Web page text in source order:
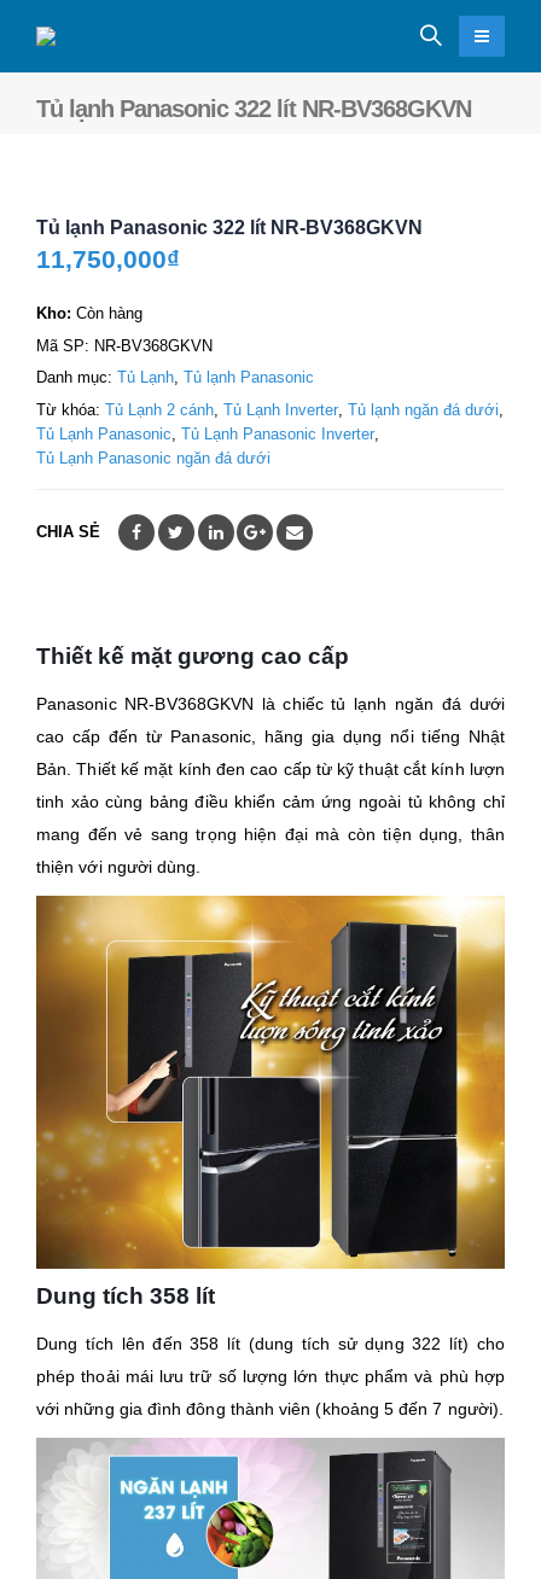
Tủ lạnh Panasonic 322 lít NR-BV368GKVN
Tủ lạnh Panasonic 322 lít NR-BV368GKVN
11,750,000₫
Kho: Còn hàng
Mã SP: NR-BV368GKVN
Danh mục: Tủ Lạnh, Tủ lạnh Panasonic
Từ khóa: Tủ Lạnh 2 cánh Tủ Lạnh Inverter Tủ lạnh ngăn đá dưới
Tủ Lạnh Panasonic Tủ Lạnh Panasonic Inverter
Tủ Lạnh Panasonic ngăn đá dưới
CHIA SẺ
Thiết kế mặt gương cao cấp
Panasonic NR-BV368GKVN là chiếc tủ lạnh ngăn đá dưới
cao cấp đến từ Panasonic, hãng gia dụng nổi tiếng Nhật
Bản. Thiết kế mặt kính đen cao cấp từ kỹ thuật cắt kính lượn
tinh xảo cùng bảng điều khiển cảm ứng ngoài tủ không chỉ
mang đến vẻ sang trọng hiện đại mà còn tiện dụng, thân
thiện với người dùng.
Dung tích 358 lít
Dung tích lên đến 358 lít (dung tích sử dụng 322 lít) cho
phép thoải mái lưu trữ số lượng lớn thực phẩm và phù hợp
với những gia đình đông thành viên (khoảng 5 đến 7 người).